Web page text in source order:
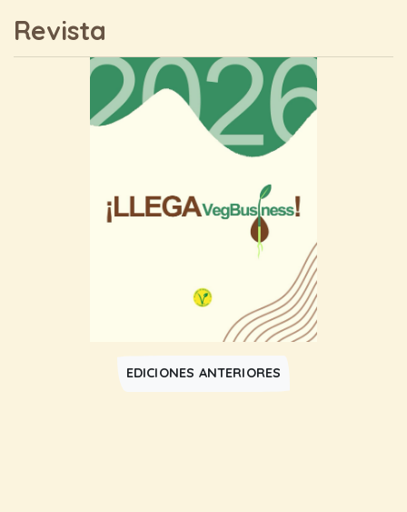
Revista
EDICIONES ANTERIORES